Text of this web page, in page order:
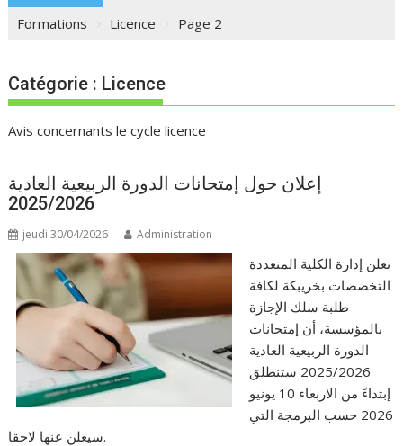
Formations
Licence Page 2
Catégorie : Licence
Avis concernants le cycle licence
إعلان حول إمتحانات الدورة الربيعية العادية
2025/2026
jeudi 30/04/2026 Administration
تعلن إدارة الكلية المتعددة
التخصصات بخريبكة لكافة
طلبة سلك الإجازة
بالمؤسسة، أن إمتحانات
الدورة الربيعية العادية
2025/2026 ستنطلق
إبتداءً من الاربعاء 10 يونيو
2026 حسب البرمجة التي
سيعلن عنها لاحقا.